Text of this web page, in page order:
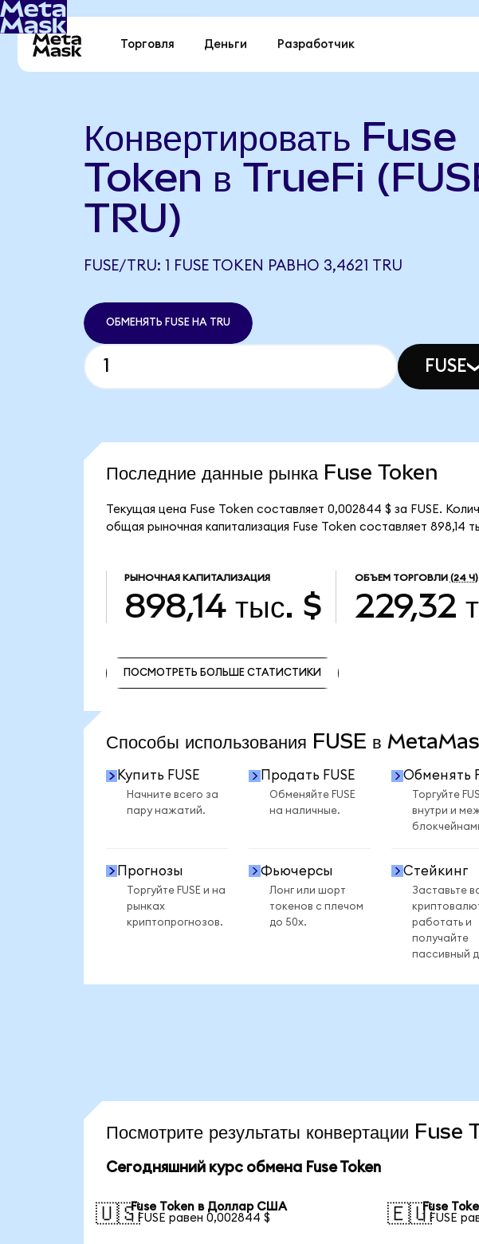
Торговля Деньги Разработчик
Конвертировать Fuse
Token в TrueFi
TRU)
FUSE/TRU: 1 FUSE TOKEN РАВНО 3,4621 TRU
ОБМЕНЯТЬ FUSE НА TRU
FUSE
Последние данные рынка Fuse Token
Текущая цена Fuse Token составляет 0,002844 $ за FUSE.
общая рыночная капитализация Fuse Token составляет 898,14
РЫНОЧНАЯ КАПИТАЛИЗАЦИЯ
898,14 тыс. $
ОБЪЕМ ТОРГОВЛИ (24 Ч)
229,32
ПОСМОТРЕТЬ БОЛЬШЕ СТАТИСТИКИ
Способы использования FUSE в
Купить FUSE
Начните всего за
пару нажатий.
Продать FUSE
Обменяйте FUSE
на наличные.
Обменять
Торгуйте
внутри и
Прогнозы
Торгуйте FUSE и на
рынках
криптопрогнозов.
Фьючерсы
Лонг или шорт
токенов с плечом
до 50x.
Стейкинг
Заставьте
работать и
получайте
пассивный
Посмотрите результаты конвертации
Сегодняшний курс обмена Fuse Token
🇺🇸Fuse Token в Доллар США
1 FUSE равен 0,002844 $
🇪🇺Fuse
1 FUSE